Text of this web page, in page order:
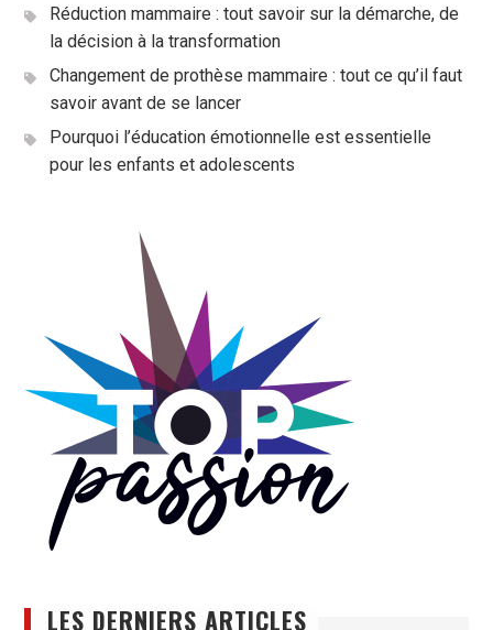
Réduction mammaire : tout savoir sur la démarche, de
la décision à la transformation
Changement de prothèse mammaire : tout ce qu’il faut
savoir avant de se lancer
Pourquoi l’éducation émotionnelle est essentielle
pour les enfants et adolescents
LES DERNIERS ARTICLES